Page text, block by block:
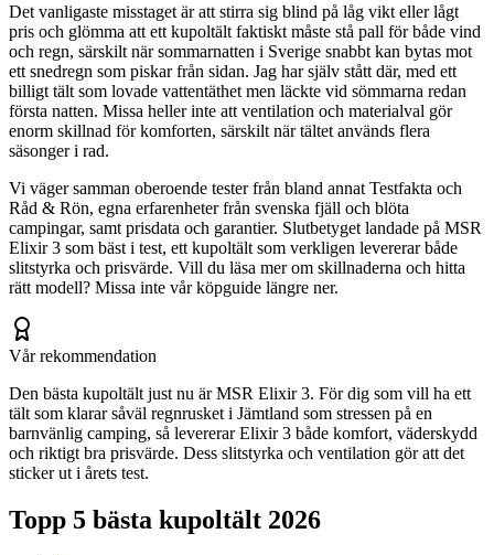
Det vanligaste misstaget är att stirra sig blind på låg vikt eller lågt
pris och glömma att ett kupoltält faktiskt måste stå pall för både vind
och regn, särskilt när sommarnatten i Sverige snabbt kan bytas mot
ett snedregn som piskar från sidan. Jag har själv stått där, med ett
billigt tält som lovade vattentäthet men läckte vid sömmarna redan
första natten. Missa heller inte att ventilation och materialval gör
enorm skillnad för komforten, särskilt när tältet används flera
säsonger i rad.
Vi väger samman oberoende tester från bland annat Testfakta och
Råd & Rön, egna erfarenheter från svenska fjäll och blöta
campingar, samt prisdata och garantier. Slutbetyget landade på MSR
Elixir 3 som bäst i test, ett kupoltält som verkligen levererar både
slitstyrka och prisvärde. Vill du läsa mer om skillnaderna och hitta
rätt modell? Missa inte vår köpguide längre ner.
Vår rekommendation
Den bästa kupoltält just nu är MSR Elixir 3. För dig som vill ha ett
tält som klarar såväl regnrusket i Jämtland som stressen på en
barnvänlig camping, så levererar Elixir 3 både komfort, väderskydd
och riktigt bra prisvärde. Dess slitstyrka och ventilation gör att det
sticker ut i årets test.
Topp 5 bästa kupoltält 2026